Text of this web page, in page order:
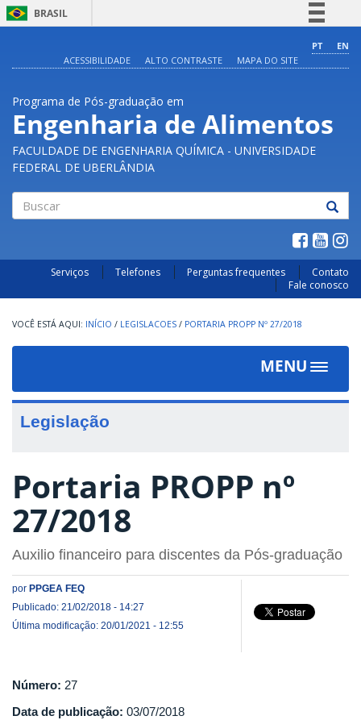
BRASIL
Comunica BR
Acesso à informação
Legislação
PT
EN
ACESSIBILIDADE
ALTO CONTRASTE MAPA DO SITE
Programa de Pós-graduação em
Engenharia de Alimentos
FACULDADE DE ENGENHARIA QUÍMICA - UNIVERSIDADE
FEDERAL DE UBERLÂNDIA
Serviços Telefones Perguntas frequentes
Contato
Fale conosco
INÍCIO / LEGISLACOES / PORTARIA PROPP Nº 27/2018
MENU
Toggle
Legislação
Portaria PROPP nº
27/2018
Auxilio financeiro para discentes da Pós-graduação
por PPGEA FEQ
Publicado: 21/02/2018 - 14:27
Última modificação: 20/01/2021 - 12:55
Número: 27
Data de publicação: 03/07/2018